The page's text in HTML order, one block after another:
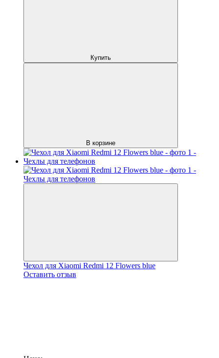
Купить
В корзине
Чехол для Xiaomi Redmi 12 Flowers blue
Оставить отзыв